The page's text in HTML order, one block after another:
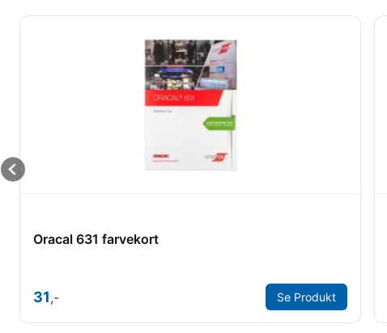
Oracal 631 farvekort
31,- Se Produkt